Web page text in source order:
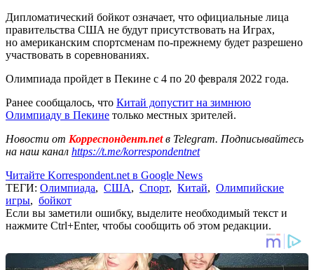
Дипломатический бойкот означает, что официальные лица
правительства США не будут присутствовать на Играх,
но американским спортсменам по-прежнему будет разрешено
участвовать в соревнованиях.
Олимпиада пройдет в Пекине с 4 по 20 февраля 2022 года.
Ранее сообщалось, что Китай допустит на зимнюю
Олимпиаду в Пекине только местных зрителей.
Новости от Корреспондент.netв Telegram. Подписывайтесь
на наш канал https://t.me/korrespondentnet
Читайте Korrespondent.net в Google News
ТЕГИ: Олимпиада, США, Спорт, Китай, Олимпийские
игры, бойкот
Если вы заметили ошибку, выделите необходимый текст и
нажмите Ctrl+Enter, чтобы сообщить об этом редакции.